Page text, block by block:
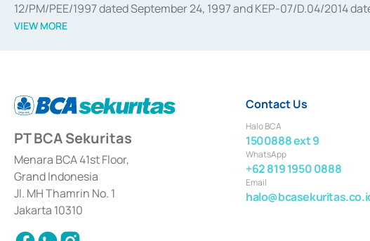
12/PM/PEE/1997 dated September 24, 1997 and KEP-07/D.04/2014
divestments, and joint ventures based on the decree of the Financial
Settlement of Commercial Paper Transactions whose license was
VIEW MORE
PT BCA Sekuritas
Menara BCA 41st Floor,
Grand Indonesia
Jl. MH Thamrin No. 1
Jakarta 10310
Contact Us
Halo BCA
1500888 ext 9
WhatsApp
+62 819 1950 0888
Email